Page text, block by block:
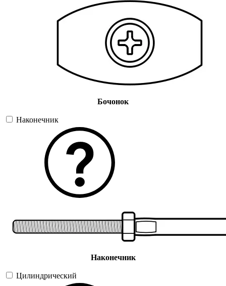
Бочонок
Наконечник
Наконечник
Цилиндрический